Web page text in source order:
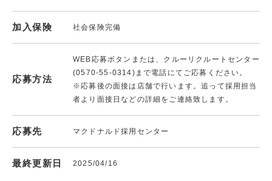
加入保険 社会保険完備
応募方法
WEB応募ボタンまたは、クルーリクルートセンター
(0570-55-0314)まで電話にてご応募ください。
※応募後の面接は店舗で行います。追って採用担当
者より面接日などの詳細をご連絡致します。
応募先 マクドナルド採用センター
最終更新日 2025/04/16